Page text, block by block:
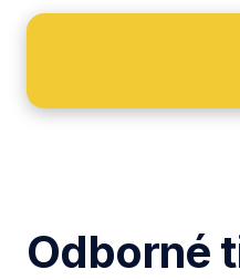
Odborné